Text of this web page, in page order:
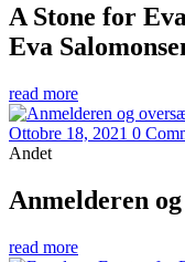
A Stone for
Eva
read more
Ottobre 18, 2021 0
Andet
Anmelderen
read more